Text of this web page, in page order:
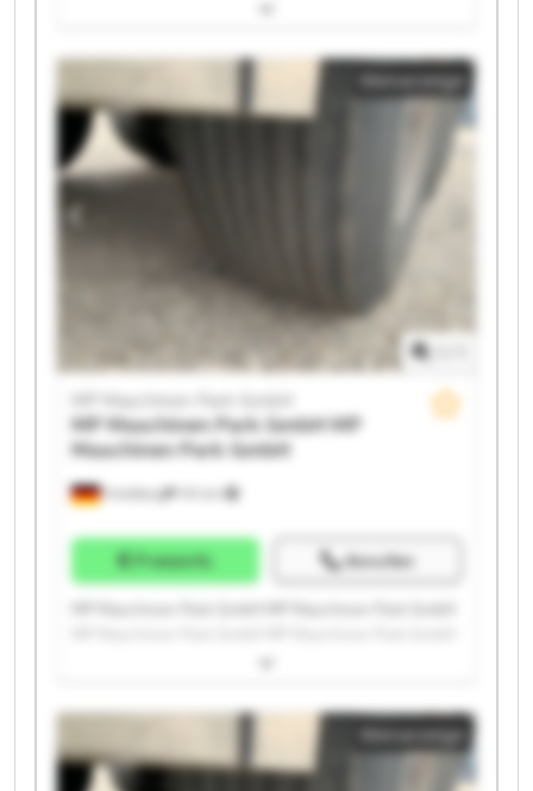
MP Maschinen Park GmbH MP Maschinen Park GmbH
MP Maschinen Park GmbH MP Maschinen Park GmbH
MP Maschinen Park GmbH MP Maschinen Park GmbH
MP Maschinen Park GmbH MP Maschinen Park GmbH
MP Maschinen Park GmbH MP Maschinen Park GmbH
MP Maschinen Park GmbH MP Maschinen Park GmbH
MP Maschinen Park GmbH MP Maschinen Park GmbH
Kleinanzeige
Friedberg
MP Maschinen Park GmbH
MP Maschinen Park GmbHMP
Maschinen Park GmbH
Preisinfo Anrufen
MP Maschinen Park GmbH MP Maschinen Park GmbH
MP Maschinen Park GmbH MP Maschinen Park GmbH
MP Maschinen Park GmbH MP Maschinen Park GmbH
MP Maschinen Park GmbH MP Maschinen Park GmbH
MP Maschinen Park GmbH MP Maschinen Park GmbH
Kleinanzeige